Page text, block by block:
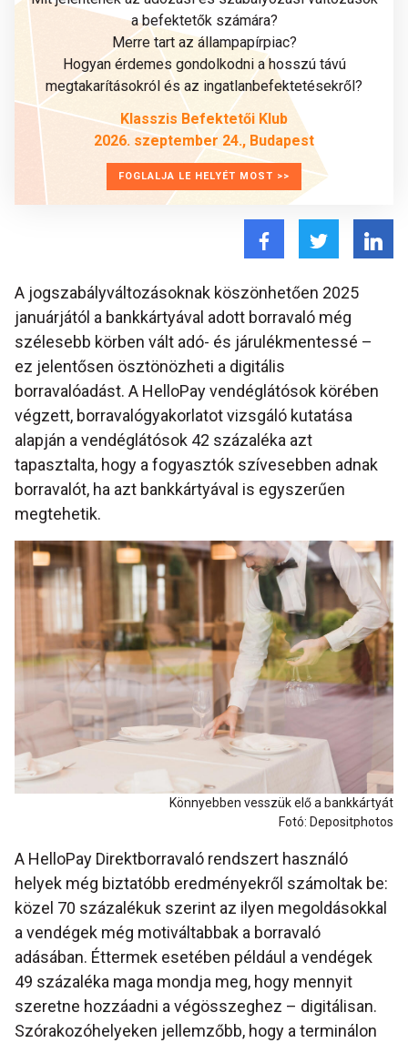
a befektetők számára?
Merre tart az állampapírpiac?
Hogyan érdemes gondolkodni a hosszú távú
megtakarításokról és az ingatlanbefektetésekről?
Klasszis Befektetői Klub
2026. szeptember 24., Budapest
FOGLALJA LE HELYÉT MOST >>
A jogszabályváltozásoknak köszönhetően 2025
januárjától a bankkártyával adott borravaló még
szélesebb körben vált adó- és járulékmentessé –
ez jelentősen ösztönözheti a digitális
borravalóadást. A HelloPay vendéglátósok körében
végzett, borravalógyakorlatot vizsgáló kutatása
alapján a vendéglátósok 42 százaléka azt
tapasztalta, hogy a fogyasztók szívesebben adnak
borravalót, ha azt bankkártyával is egyszerűen
megtehetik.
Könnyebben vesszük elő a bankkártyát
Fotó: Depositphotos
A HelloPay Direktborravaló rendszert használó
helyek még biztatóbb eredményekről számoltak be:
közel 70 százalékuk szerint az ilyen megoldásokkal
a vendégek még motiváltabbak a borravaló
adásában. Éttermek esetében például a vendégek
49 százaléka maga mondja meg, hogy mennyit
szeretne hozzáadni a végösszeghez – digitálisan.
Szórakozóhelyeken jellemzőbb, hogy a terminálon